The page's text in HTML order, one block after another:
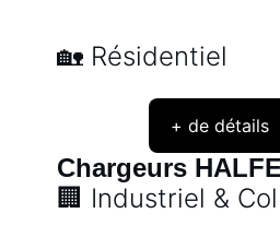
🏡 Résidentiel
+ de détails
Chargeurs
🏢 Industriel &